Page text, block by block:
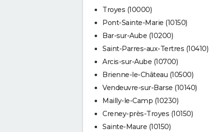
Troyes (10000)
Pont-Sainte-Marie (10150)
Bar-sur-Aube (10200)
Saint-Parres-aux-Tertres (10410)
Arcis-sur-Aube (10700)
Brienne-le-Château (10500)
Vendeuvre-sur-Barse (10140)
Mailly-le-Camp (10230)
Creney-près-Troyes (10150)
Sainte-Maure (10150)